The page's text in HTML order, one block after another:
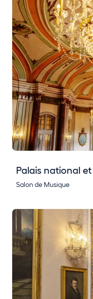
Palais national
Salon de Musique